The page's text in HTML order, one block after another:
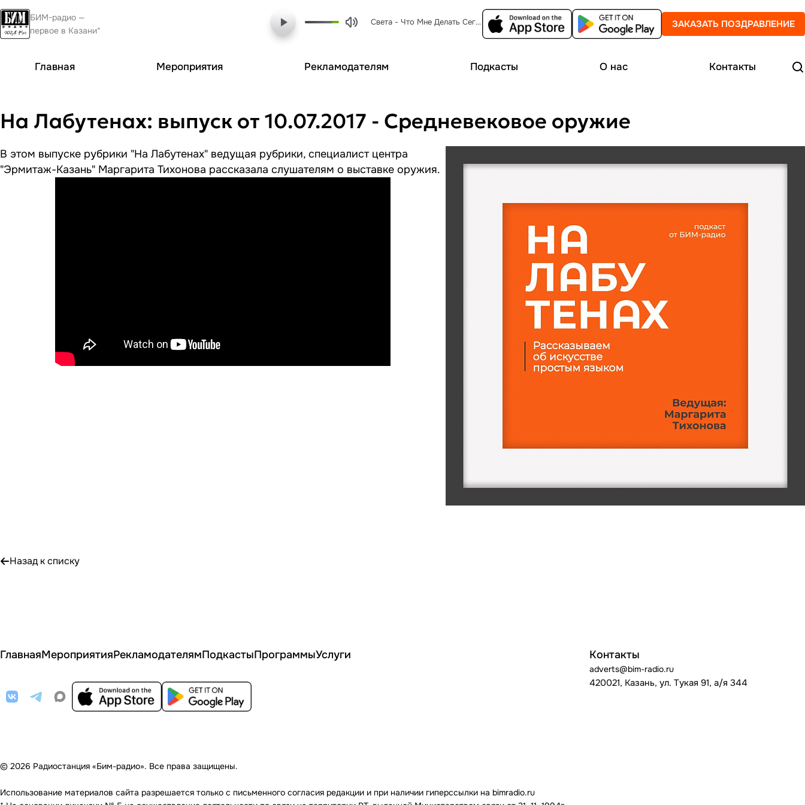
БИМ-радио —
первое в Казани*
Света - Что Мне Делать Сегодня (dj vini) ЗАКАЗАТЬ ПОЗДРАВЛЕНИЕ
Главная Мероприятия Рекламодателям Подкасты О нас Контакты
На Лабутенах: выпуск от 10.07.2017 - Средневековое оружие
В этом выпуске рубрики "На Лабутенах" ведущая рубрики, специалист центра
"Эрмитаж-Казань" Маргарита Тихонова рассказала слушателям о выставке оружия.
Назад к списку
ГлавнаяМероприятияРекламодателямПодкастыПрограммыУслуги Контакты
adverts@bim-radio.ru
420021, Казань, ул. Тукая 91, а/я 344
© 2026 Радиостанция «Бим-радио». Все права защищены.
Использование материалов сайта разрешается только с письменного согласия редакции и при наличии гиперссылки на bimradio.ru